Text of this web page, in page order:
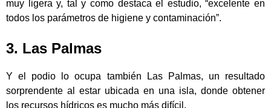
muy ligera y, tal y como destaca el estudio, “excelente en
todos los parámetros de higiene y contaminación”.
3. Las Palmas
Y el podio lo ocupa también Las Palmas, un resultado
sorprendente al estar ubicada en una isla, donde obtener
los recursos hídricos es mucho más difícil.